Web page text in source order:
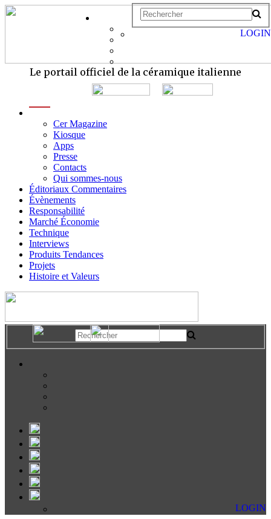
Le portail officiel de la céramique italienne
Cer Magazine
Kiosque
Apps
Presse
Contacts
Qui sommes-nous
Éditoriaux Commentaires
Évènements
Responsabilité
Marché Économie
Technique
Interviews
Produits Tendances
Projets
Histoire et Valeurs
LOGIN
LOGIN